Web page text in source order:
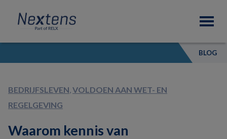
primary
navigation
content
footer
Nextens
Fiscaal
partner
van
BLOG
BEDRIJFSLEVEN,VOLDOEN AAN WET- EN
REGELGEVING
Waarom kennis van